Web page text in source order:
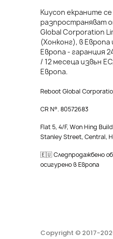
Kuycon екраните се
разпространяват
Global Corporation
(Хонконг), в Европа
Европа - гаранция
/ 12 месеца извън
Европа.
Reboot Global
CR N°. 80572683
Flat 5, 4/F, Won Hing
Stanley Street, Central,
🇪🇺 Следпродажбено
осигурено в Европа
Copyright © 2017-